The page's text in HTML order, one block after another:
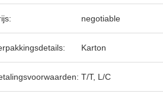
negotiable
Karton
T/T, L/C